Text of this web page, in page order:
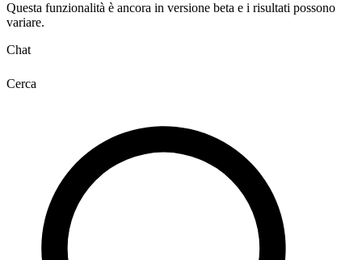
Questa funzionalità è ancora in versione beta e i risultati possono
variare.
Chat
Cerca